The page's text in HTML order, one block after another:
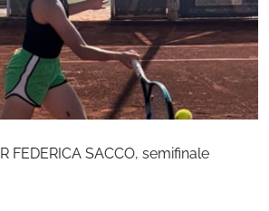
FEDERICA SACCO, semifinale